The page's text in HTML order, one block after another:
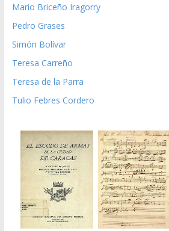
Mario Briceño Iragorry
Pedro Grases
Simón Bolívar
Teresa Carreño
Teresa de la Parra
Tulio Febres Cordero